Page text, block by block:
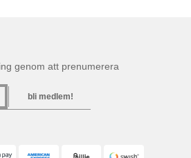
genom att prenumerera
bli medlem!